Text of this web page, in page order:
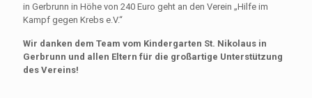
in Gerbrunn in Höhe von 240 Euro geht an den Verein „Hilfe im
Kampf gegen Krebs e.V.“
Wir danken dem Team vom Kindergarten St. Nikolaus in
Gerbrunn und allen Eltern für die großartige Unterstützung
des Vereins!